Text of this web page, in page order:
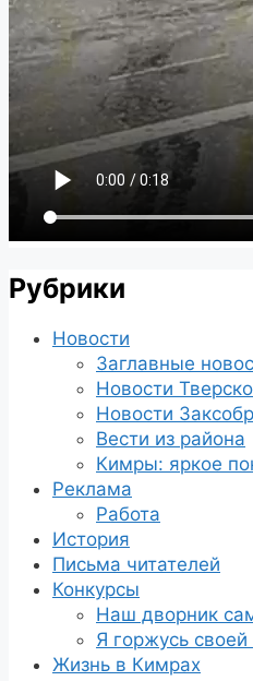
Рубрики
Новости
Заглавные
Новости
Новости
Вести из района
Кимры: яркое
Реклама
Работа
История
Письма читателей
Конкурсы
Наш дворник
Я горжусь
Жизнь в Кимрах